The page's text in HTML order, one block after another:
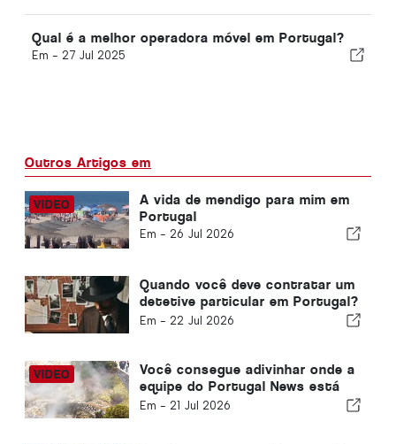
Qual é a melhor operadora móvel em Portugal?
Em - 27 Jul 2025
Outros Artigos em
A vida de mendigo para mim em
Portugal
Em - 26 Jul 2026
Quando você deve contratar um
detetive particular em Portugal?
Cinco situações em que
Em - 22 Jul 2026
Você consegue adivinhar onde a
equipe do Portugal News está
hoje?
Em - 21 Jul 2026